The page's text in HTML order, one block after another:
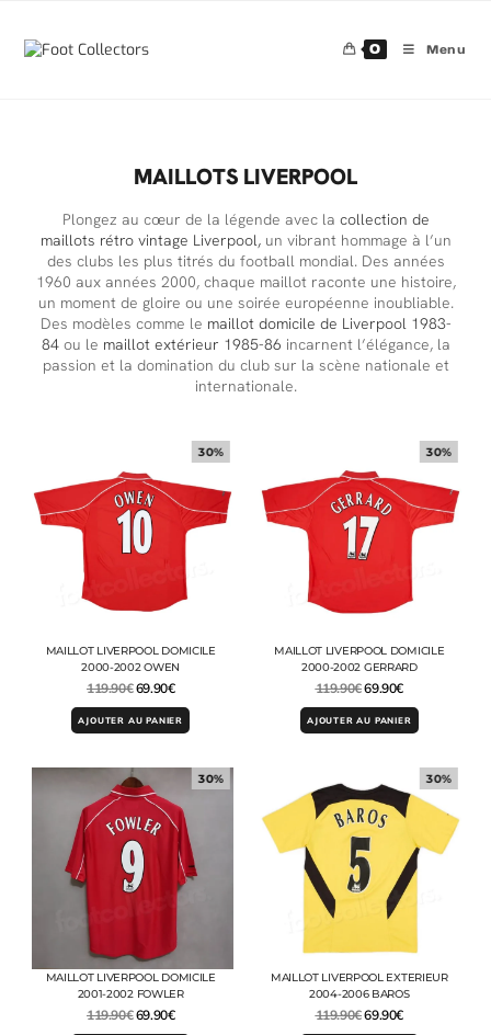
0 Menu
MAILLOTS LIVERPOOL
Plongez au cœur de la légende avec la collection de
maillots rétro vintage Liverpool,un vibrant hommage à l’un
des clubs les plus titrés du football mondial. Des années
1960 aux années 2000, chaque maillot raconte une histoire,
un moment de gloire ou une soirée européenne inoubliable.
Des modèles comme le maillot domicile de Liverpool 1983-
84ou le maillot extérieur 1985-86 incarnent l’élégance, la
passion et la domination du club sur la scène nationale et
internationale.
30%
MAILLOT LIVERPOOL DOMICILE
2000-2002 OWEN
119.90€69.90€
AJOUTER AU PANIER
30%
MAILLOT LIVERPOOL DOMICILE
2000-2002 GERRARD
119.90€69.90€
AJOUTER AU PANIER
30%
MAILLOT LIVERPOOL DOMICILE
2001-2002 FOWLER
119.90€69.90€
30%
MAILLOT LIVERPOOL EXTERIEUR
2004-2006 BAROS
119.90€69.90€